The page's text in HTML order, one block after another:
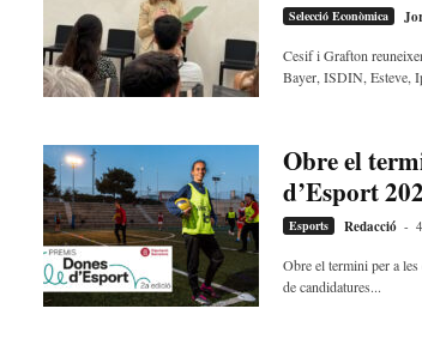
Selecció Econòmica
Cesif i Grafton
Bayer, ISDIN, Esteve,
Obre el
d’Esport
Esports Redacció -
Obre el termini per a
de candidatures...